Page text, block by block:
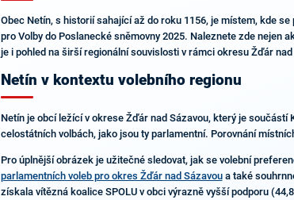
Obec Netín, s historií sahající až do roku 1156, je místem, kde
pro Volby do Poslanecké sněmovny 2025. Naleznete zde nejen
je i pohled na širší regionální souvislosti v rámci okresu Žďár
Netín v kontextu volebního regionu
Netín je obcí ležící v okrese Žďár nad Sázavou, který je
celostátních volbách, jako jsou ty parlamentní. Porovnání
Pro úplnější obrázek je užitečné sledovat, jak se volební
parlamentních voleb pro okres Žďár nad Sázavoua také
získala vítězná koalice SPOLU v obci výrazně vyšší podporu